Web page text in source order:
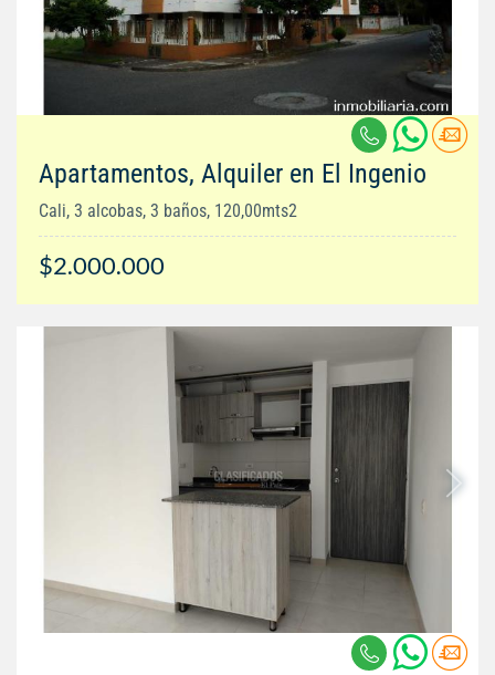
Apartamentos, Alquiler en El Ingenio
Cali, 3 alcobas, 3 baños, 120,00mts2
$2.000.000